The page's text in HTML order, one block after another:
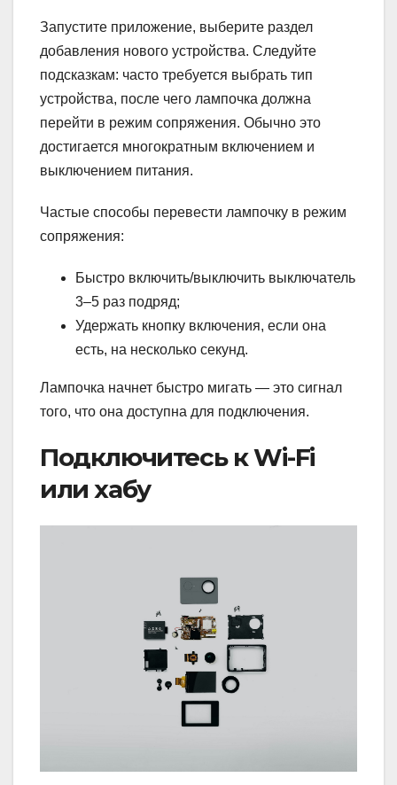
Запустите приложение, выберите раздел
добавления нового устройства. Следуйте
подсказкам: часто требуется выбрать тип
устройства, после чего лампочка должна
перейти в режим сопряжения. Обычно это
достигается многократным включением и
выключением питания.
Частые способы перевести лампочку в режим
сопряжения:
Быстро включить/выключить выключатель
3–5 раз подряд;
Удержать кнопку включения, если она
есть, на несколько секунд.
Лампочка начнет быстро мигать — это сигнал
того, что она доступна для подключения.
Подключитесь к Wi-Fi
или хабу